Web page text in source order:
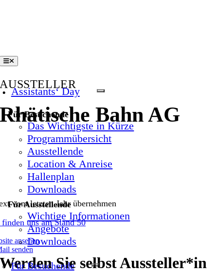
Toggle
Navigation
Assistants‘ Day
Für Besuchende
Das Wichtigste in Kürze
Programmübersicht
Ausstellende
Location & Anreise
Hallenplan
Downloads
Für Ausstellende
Wichtige Informationen
Angebote
Downloads
Für Besuchende
AUSSTELLER
Rhätische Bahn AG
vom letzten Jahr übernehmen
finden uns am Stand 50
ansehen
senden
Werden Sie selbst Aussteller*in